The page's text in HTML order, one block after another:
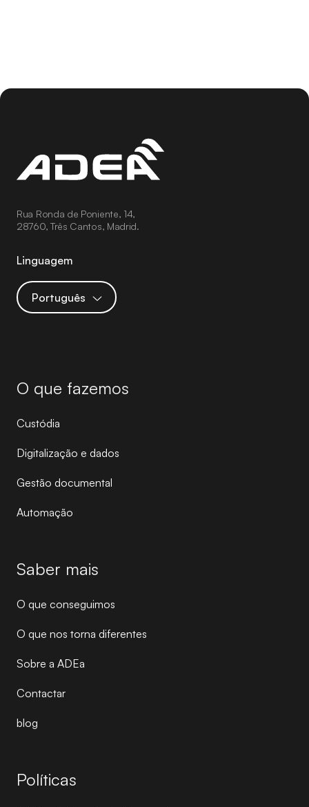
Rua Ronda de Poniente, 14,
28760, Três Cantos, Madrid.
Linguagem
Português
O que fazemos
Custódia
Digitalização e dados
Gestão documental
Automação
Saber mais
O que conseguimos
O que nos torna diferentes
Sobre a ADEa
Contactar
blog
Políticas